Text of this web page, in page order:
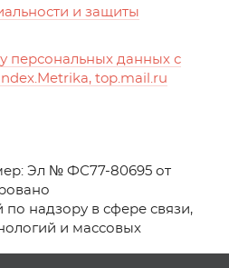
и защиты
персональных данных с
top.mail.ru
Эл № ФС77-80695 от
надзору в сфере связи,
и массовых